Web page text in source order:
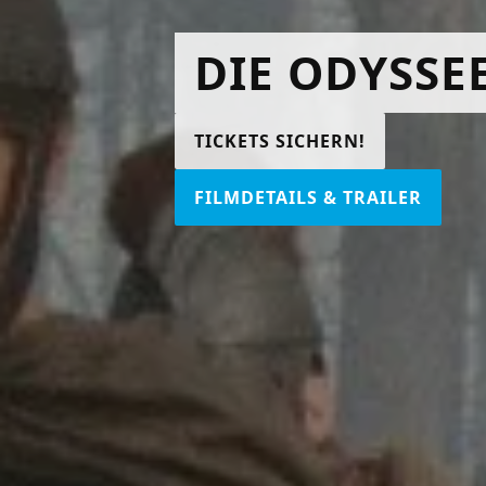
DIE
TICKETS SICHERN!
FILMDETAILS & TRAILER